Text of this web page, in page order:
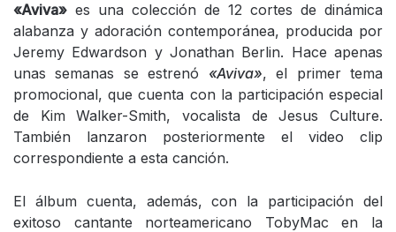
«Aviva» es una colección de 12 cortes de dinámica
alabanza y adoración contemporánea, producida por
Jeremy Edwardson y Jonathan Berlin. Hace apenas
unas semanas se estrenó «Aviva», el primer tema
promocional, que cuenta con la participación especial
de Kim Walker-Smith, vocalista de Jesus Culture.
También lanzaron posteriormente el video clip
correspondiente a esta canción.
El álbum cuenta, además, con la participación del
exitoso cantante norteamericano TobyMac en la